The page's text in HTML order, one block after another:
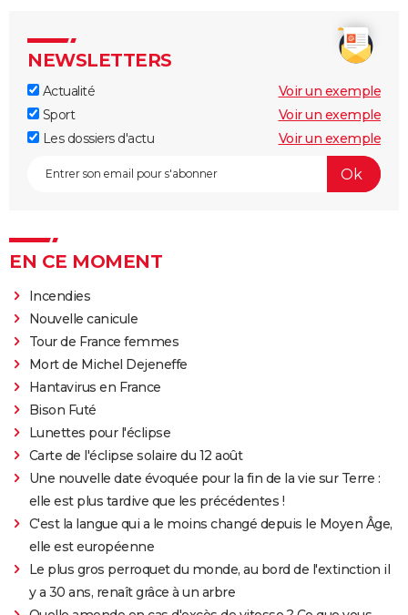
NEWSLETTERS
Actualité
Voir un exemple
Sport
Voir un exemple
Les dossiers d'actu
Voir un exemple
EN CE MOMENT
Incendies
Nouvelle canicule
Tour de France femmes
Mort de Michel Dejeneffe
Hantavirus en France
Bison Futé
Lunettes pour l'éclipse
Carte de l'éclipse solaire du 12 août
Une nouvelle date évoquée pour la fin de la vie sur Terre :
elle est plus tardive que les précédentes !
C'est la langue qui a le moins changé depuis le Moyen Âge,
elle est européenne
Le plus gros perroquet du monde, au bord de l'extinction il
y a 30 ans, renaît grâce à un arbre